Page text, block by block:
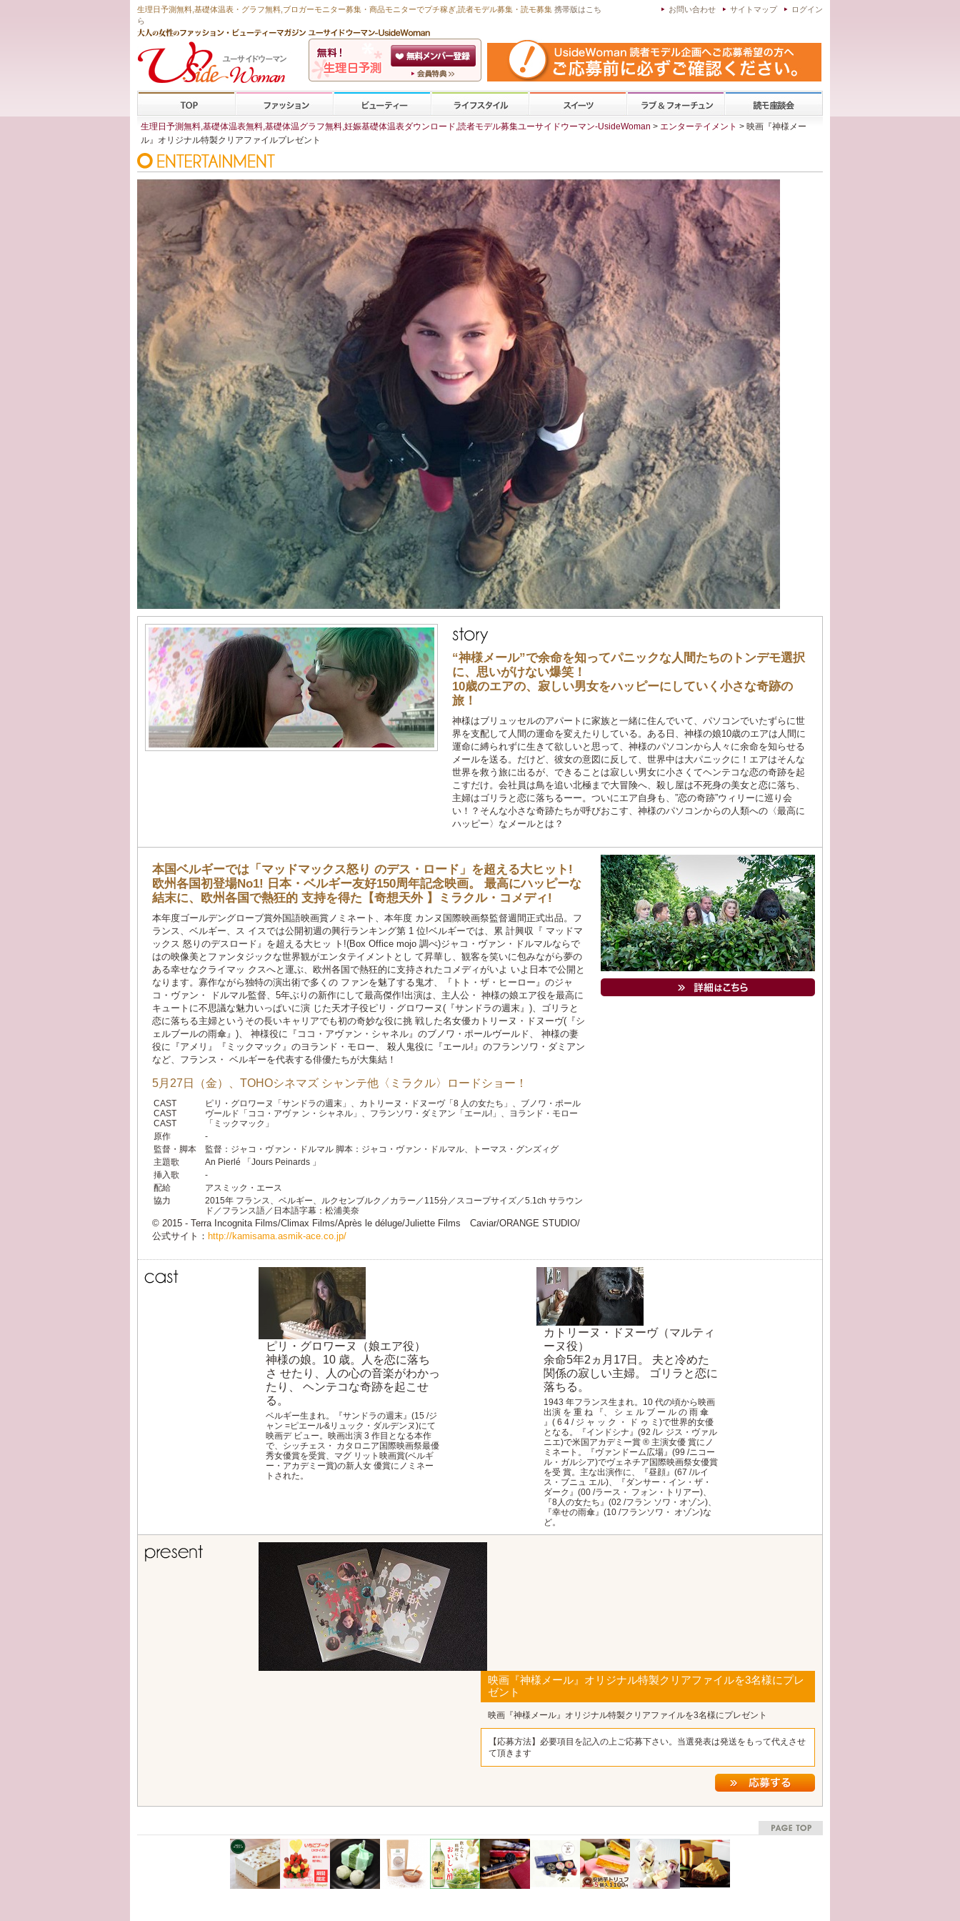
生理日予測無料 基礎体温表・グラフ無料 ,ブロガーモニター募集・商品モニターでプチ稼ぎ ,読者モデル募集・ 読モ募集 携帯版はこち
ら
ログイン
サイトマップ
お問い合わせ
生理日予測無料,基礎体温表無料,基礎体温グラフ無料,妊娠基礎体温表ダウンロード,読者モデル募集ユーサイドウーマン-UsideWoman > エンターテイメント > 映画『神様メー
ル』オリジナル特製クリアファイルプレゼント
“神様メール”で余命を知ってパニックな人間たちのトンデモ選択
に、思いがけない爆笑！
10歳のエアの、寂しい男女をハッピーにしていく小さな奇跡の
旅！
神様はブリュッセルのアパートに家族と一緒に住んでいて、パソコンでいたずらに世
界を支配して人間の運命を変えたりしている。ある日、神様の娘10歳のエアは人間に
運命に縛られずに生きて欲しいと思って、神様のパソコンから人々に余命を知らせる
メールを送る。だけど、彼女の意図に反して、世界中は大パニックに！エアはそんな
世界を救う旅に出るが、できることは寂しい男女に小さくてヘンテコな恋の奇跡を起
こすだけ。会社員は鳥を追い北極まで大冒険へ、殺し屋は不死身の美女と恋に落ち、
主婦はゴリラと恋に落ちるーー。ついにエア自身も、”恋の奇跡”ウィリーに巡り会
い！？そんな小さな奇跡たちが呼びおこす、神様のパソコンからの人類への〈最高に
ハッピー〉なメールとは？
本国ベルギーでは「マッドマックス怒り のデス・ロード」を超える大ヒット!
欧州各国初登場No1! 日本・ベルギー友好150周年記念映画。 最高にハッピーな
結末に、欧州各国で熱狂的 支持を得た【奇想天外 】ミラクル・コメディ!
本年度ゴールデングローブ賞外国語映画賞ノミネート、本年度 カンヌ国際映画祭監督週間正式出品。フ
ランス、ベルギー、ス イスでは公開初週の興行ランキング第 1 位!ベルギーでは、累 計興収『 マッドマ
ックス 怒りのデスロード』を超える大ヒッ ト!(Box Office mojo 調べ)ジャコ・ヴァン・ドルマルならで
はの映像美とファンタジックな世界観がエンタテイメントとし て昇華し、観客を笑いに包みながら夢の
ある幸せなクライマッ クスへと運ぶ、欧州各国で熱狂的に支持されたコメディがいよ いよ日本で公開と
なります。寡作ながら独特の演出術で多くの ファンを魅了する鬼才、『トト・ザ・ヒーロー』のジャ
コ・ヴァン・ ドルマル監督、5年ぶりの新作にして最高傑作!出演は、主人公・ 神様の娘エア役を最高に
キュートに不思議な魅力いっぱいに演 じた天才子役ピリ・グロワーヌ(『サンドラの週末』)、ゴリラと
恋に落ちる主婦というその長いキャリアでも初の奇妙な役に挑 戦した名女優カトリーヌ・ドヌーヴ(『シ
ェルブールの雨傘』)、 神様役に『ココ・アヴァン・シャネル』のブノワ・ポールヴールド、 神様の妻
役に『アメリ』『ミックマック』のヨランド・モロー、 殺人鬼役に『エール!』のフランソワ・ダミアン
など、フランス・ ベルギーを代表する俳優たちが大集結！
5月27日（金）、TOHOシネマズ シャンテ他〈ミラクル〉ロードショー！
CAST
CAST
CAST
ピリ・グロワーヌ「サンドラの週末」、カトリーヌ・ドヌーヴ「8 人の女たち」、ブノワ・ポール
ヴールド「ココ・アヴァ ン・シャネル」、フランソワ・ダミアン「エール!」、ヨランド・モロー
「ミックマック」
原作
-
監督・脚本
監督：ジャコ・ヴァン・ドルマル 脚本：ジャコ・ヴァン・ドルマル、トーマス・グンズィグ
主題歌
An Pierlé 「Jours Peinards 」
挿入歌
-
配給
アスミック・エース
協力
2015年 フランス、ベルギー、ルクセンブルク／カラー／115分／スコープサイズ／5.1ch サラウン
ド／フランス語／日本語字幕：松浦美奈
© 2015 - Terra Incognita Films/Climax Films/Après le déluge/Juliette Films Caviar/ORANGE STUDIO/
公式サイト： http://kamisama.asmik-ace.co.jp/
ピリ・グロワーヌ（娘エア役）
神様の娘。10 歳。人を恋に落ち
さ せたり、人の心の音楽がわかっ
たり、 ヘンテコな奇跡を起こせ
る。
ベルギー生まれ。『サンドラの週末』(15 /ジ
ャン =ピエール&リュック・ダルデンヌ)にて
映画デ ビュー。映画出演 3 作目となる本作
で、シッチェス・ カタロニア国際映画祭最優
秀女優賞を受賞、マグ リット映画賞(ベルギ
ー・アカデミー賞)の新人女 優賞にノミネー
トされた。
カトリーヌ・ドヌーヴ（マルティ
ーヌ役）
余命5年2ヵ月17日。 夫と冷めた
関係の寂しい主婦。 ゴリラと恋に
落ちる。
1943 年フランス生まれ。10 代の頃から映画
出演 を 重 ね 『、 シ ェ ル ブ ー ル の 雨 傘
』( 6 4 / ジ ャ ッ ク ・ ド ゥ ミ)で世界的女優
となる。『インドシナ』(92 /レ ジス・ヴァル
ニエ)で米国アカデミー賞 ® 主演女優 賞にノ
ミネート。『ヴァンドーム広場』(99 /ニコー
ル・ガルシア)でヴェネチア国際映画祭女優賞
を受 賞。主な出演作に、『昼顔』(67 /ルイ
ス・ブニュ エル)、『ダンサー・イン・ザ・
ダーク』(00 /ラース・ フォン・トリアー)、
『8人の女たち』(02 /フラン ソワ・オゾン)、
『幸せの雨傘』(10 /フランソワ・ オゾン)な
ど。
映画『神様メール』オリジナル特製クリアファイルを3名様にプレ
ゼント
映画『神様メール』オリジナル特製クリアファイルを3名様にプレゼント
【応募方法】必要項目を記入の上ご応募下さい。当選発表は発送をもって代えさせ
て頂きます